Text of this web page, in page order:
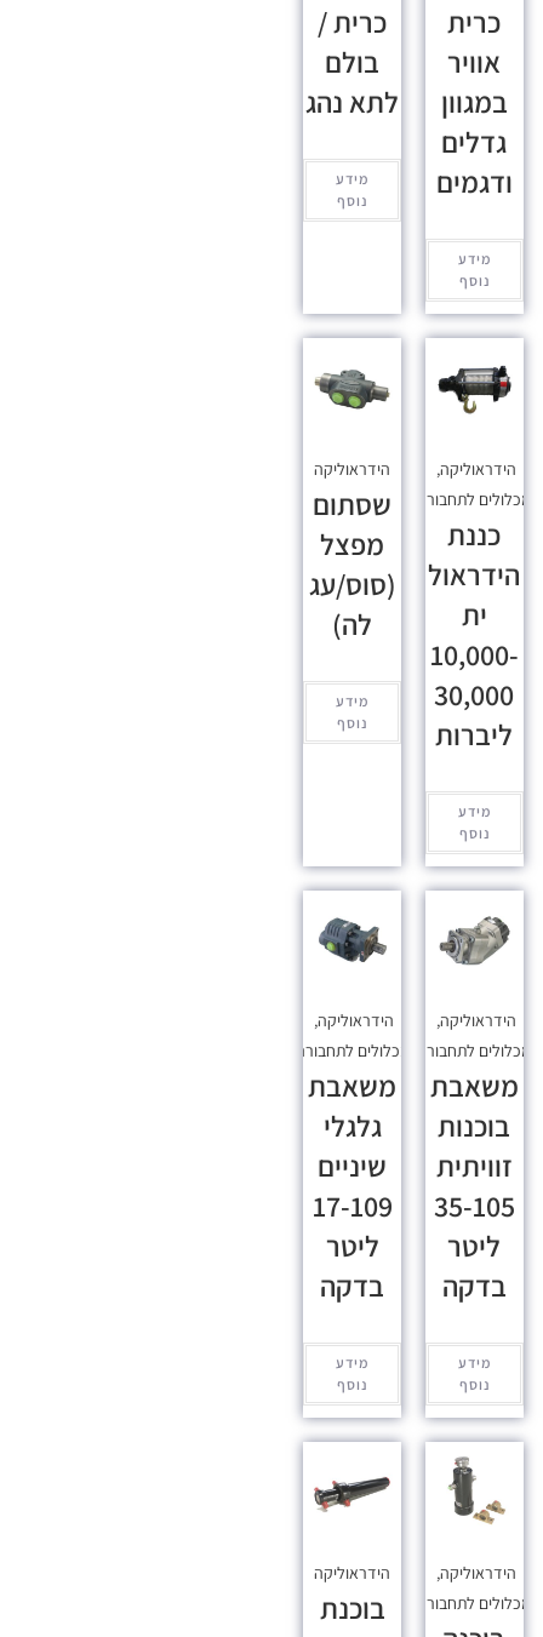
כרית
אוויר
במגוון
גדלים
ודגמים
מידע
נוסף
כרית /
בולם
לתא נהג
מידע
נוסף
הידראוליקה,
מכלולים לתחבורה
כננת
הידראול
ית
10,000-
30,000
ליברות
מידע
נוסף
הידראוליקה
שסתום
מפצל
(סוס/עג
לה)
מידע
נוסף
הידראוליקה,
מכלולים לתחבורה
משאבת
בוכנות
זוויתית
35-105
ליטר
בדקה
מידע
נוסף
הידראוליקה,
מכלולים לתחבורה
משאבת
גלגלי
שיניים
17-109
ליטר
בדקה
מידע
נוסף
הידראוליקה,
מכלולים לתחבורה
הידראוליקה
בוכנת